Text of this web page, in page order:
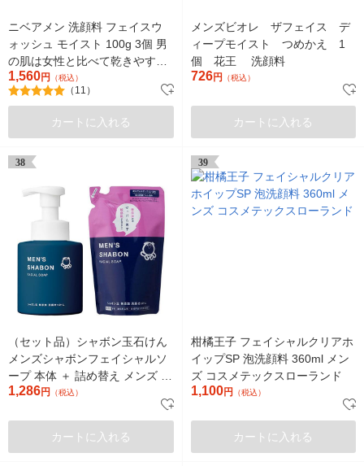
ニベアメン 洗顔料 フェイスウ
ォッシュ モイスト 100g 3個 男
の肌は女性と比べて乾きやす
い！
1,560円 （税込）
（11）
カートに入れる
メンズビオレ ザフェイス デ
ィープモイスト つめかえ 1
個 花王 洗顔料
726円 （税込）
カートに入れる
38
（セット品）シャボン玉石けん
メンズシャボンフェイシャルソ
ープ 本体 ＋ 詰め替え メンズ 男
性用
1,286円 （税込）
カートに入れる
39
柑橘王子 フェイシャルクリアホ
イップSP 泡洗顔料 360ml メン
ズ コスメテックスローランド
1,100円 （税込）
カートに入れる